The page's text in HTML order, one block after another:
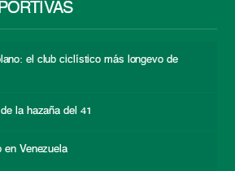
el club ciclístico más longevo de
la hazaña del 41
en Venezuela